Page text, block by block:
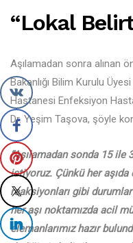
“Lokal
Aşılamadan sonra alınan
Bakanlığı Bilim Kurulu
Hastanesi Enfeksiyon
Dr. Yeşim Taşova, şöyle
“Aşılamadan sonda 15 ile
istiyoruz. Çünkü her aşıda
reaksiyonları gibi
her aşı noktamızda acil
elemanlarımız hazır